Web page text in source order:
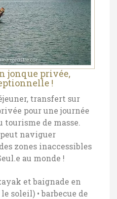
jonque privée,
!
transfert sur
pour une journée
tourisme de masse.
naviguer
zones inaccessibles
au monde !
et baignade en
le soleil) • barbecue de